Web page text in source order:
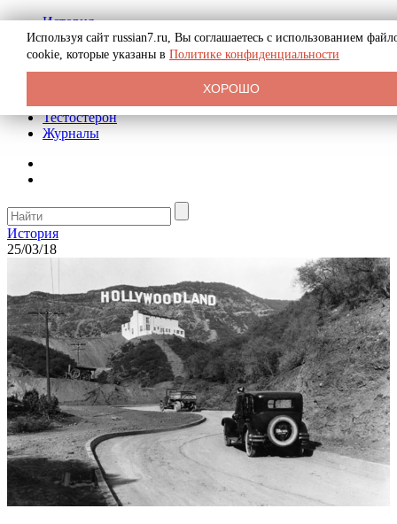
История
Биография
Криминал
Реклама на сайте
Тестостерон
Журналы
История
25/03/18
Используя сайт russian7.ru, Вы соглашаетесь с использованием
cookie, которые указаны в Политике конфиденциальности
ХОРОШО